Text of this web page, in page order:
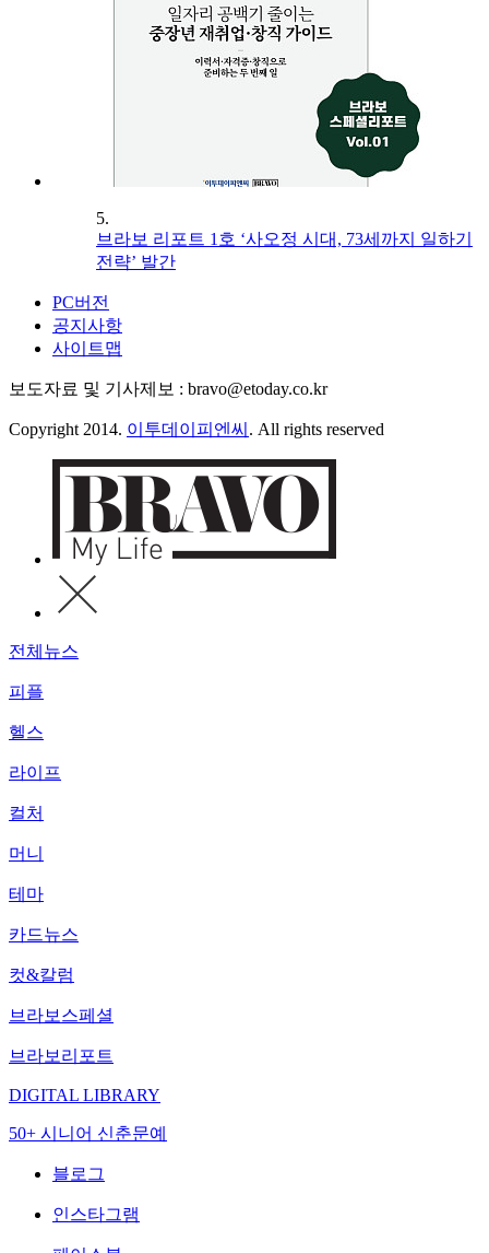
5.
브라보 리포트 1호 ‘사오정 시대, 73세까지 일하기
전략’ 발간
PC버전
공지사항
사이트맵
보도자료 및 기사제보 : bravo@etoday.co.kr
Copyright 2014. 이투데이피엔씨 . All rights reserved
전체뉴스
피플
헬스
라이프
컬처
머니
테마
카드뉴스
컷&칼럼
브라보스페셜
브라보리포트
DIGITAL LIBRARY
50+ 시니어 신춘문예
블로그
인스타그램